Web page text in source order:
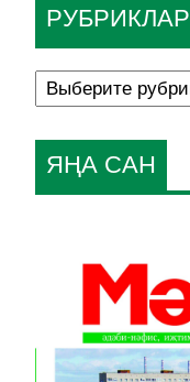
РУБРИКЛАР
ЯҢА САН